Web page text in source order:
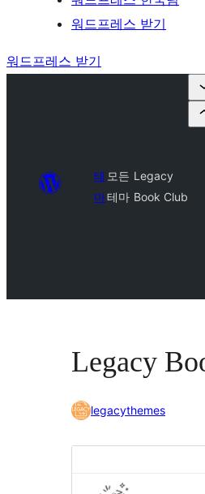
워드프레스 받기
워드프레스 받기
테
마
모든
테마
Legacy
Book Club
Legacy
legacythemes